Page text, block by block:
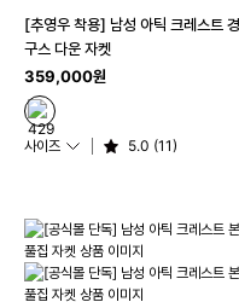
[추영우 착용] 남성 아틱 크레스트
구스 다운 자켓
359,000원
사이즈 5.0 (11)